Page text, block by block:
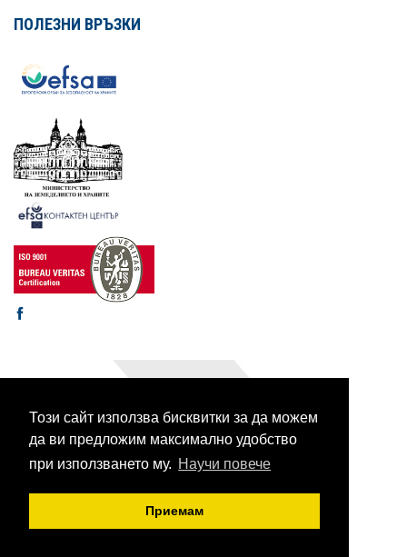
Този сайт използва бисквитки за да можем
да ви предложим максимално удобство
при използването му. Научи повече
Приемам
ПОЛЕЗНИ ВРЪЗКИ
© 2003-2026 CORHV
Всички права запазени.